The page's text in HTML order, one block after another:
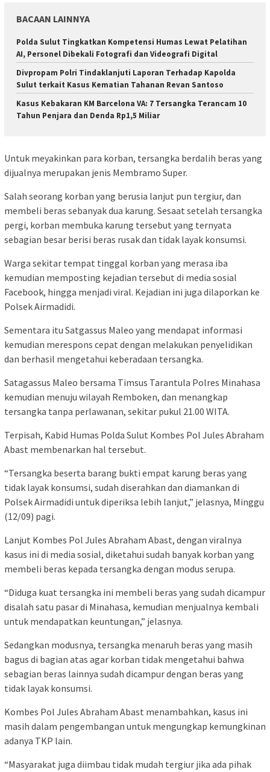
BACAAN LAINNYA
Polda Sulut Tingkatkan Kompetensi Humas Lewat Pelatihan
AI, Personel Dibekali Fotografi dan Videografi Digital
Divpropam Polri Tindaklanjuti Laporan Terhadap Kapolda
Sulut terkait Kasus Kematian Tahanan Revan Santoso
Kasus Kebakaran KM Barcelona VA: 7 Tersangka Terancam 10
Tahun Penjara dan Denda Rp1,5 Miliar
Untuk meyakinkan para korban, tersangka berdalih beras yang
dijualnya merupakan jenis Membramo Super.
Salah seorang korban yang berusia lanjut pun tergiur, dan
membeli beras sebanyak dua karung. Sesaat setelah tersangka
pergi, korban membuka karung tersebut yang ternyata
sebagian besar berisi beras rusak dan tidak layak konsumsi.
Warga sekitar tempat tinggal korban yang merasa iba
kemudian memposting kejadian tersebut di media sosial
Facebook, hingga menjadi viral. Kejadian ini juga dilaporkan ke
Polsek Airmadidi.
Sementara itu Satgassus Maleo yang mendapat informasi
kemudian merespons cepat dengan melakukan penyelidikan
dan berhasil mengetahui keberadaan tersangka.
Satagassus Maleo bersama Timsus Tarantula Polres Minahasa
kemudian menuju wilayah Remboken, dan menangkap
tersangka tanpa perlawanan, sekitar pukul 21.00 WITA.
Terpisah, Kabid Humas Polda Sulut Kombes Pol Jules Abraham
Abast membenarkan hal tersebut.
“Tersangka beserta barang bukti empat karung beras yang
tidak layak konsumsi, sudah diserahkan dan diamankan di
Polsek Airmadidi untuk diperiksa lebih lanjut,” jelasnya, Minggu
(12/09) pagi.
Lanjut Kombes Pol Jules Abraham Abast, dengan viralnya
kasus ini di media sosial, diketahui sudah banyak korban yang
membeli beras kepada tersangka dengan modus serupa.
“Diduga kuat tersangka ini membeli beras yang sudah dicampur
disalah satu pasar di Minahasa, kemudian menjualnya kembali
untuk mendapatkan keuntungan,” jelasnya.
Sedangkan modusnya, tersangka menaruh beras yang masih
bagus di bagian atas agar korban tidak mengetahui bahwa
sebagian beras lainnya sudah dicampur dengan beras yang
tidak layak konsumsi.
Kombes Pol Jules Abraham Abast menambahkan, kasus ini
masih dalam pengembangan untuk mengungkap kemungkinan
adanya TKP lain.
“Masyarakat juga diimbau tidak mudah tergiur jika ada pihak